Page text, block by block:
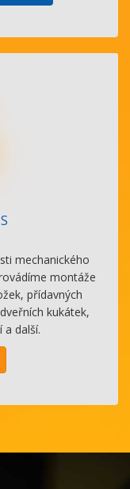
mechanického
montáže
přídavných
kukátek,
a další.